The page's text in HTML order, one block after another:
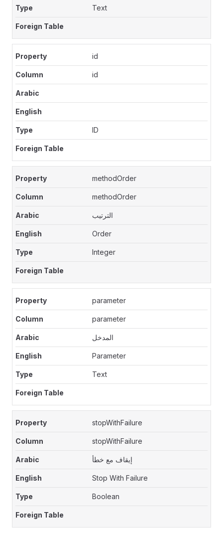
Text
id
id
ID
methodOrder
methodOrder
الترتيب
Order
Integer
parameter
parameter
المدخل
Parameter
Text
stopWithFailure
stopWithFailure
إيقاف مع خطأ
Stop With Failure
Boolean